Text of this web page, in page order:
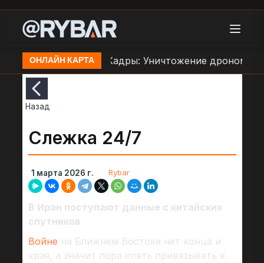
ОНЛАЙН КАРТА
ВСУ в Орехове Кадры: Уничтожение дроном ББМ
Назад
Слежка 24/7
1 марта 2026 г. Rybar
В Иран поступают данные с китайских
спутников
Войне на Ближнем Востоке нет конца и
края, а значит пора опять привязывать к